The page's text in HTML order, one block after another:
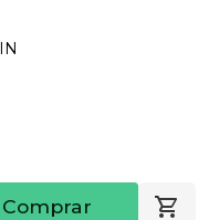
Comprar